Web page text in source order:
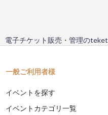
電子チケット販売・管理のteket
一般ご利用者様
イベントを探す
イベントカテゴリ一覧